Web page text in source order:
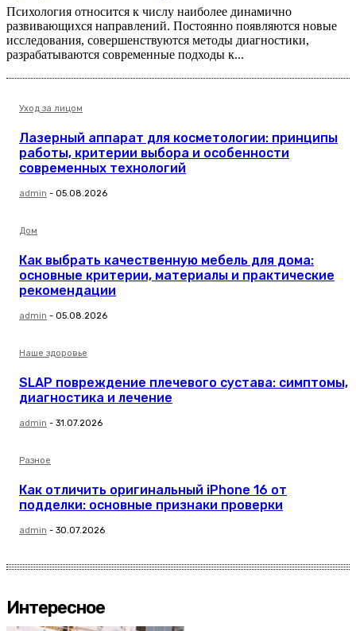
Психология относится к числу наиболее динамично
развивающихся направлений. Постоянно появляются новые
исследования, совершенствуются методы диагностики,
разрабатываются современные подходы к...
Уход за лицом
Лазерный аппарат для косметологии: принципы
работы, критерии выбора и особенности
современных технологий
admin - 05.08.2026
Дом
Как выбрать качественную мебель для дома:
основные критерии, материалы и практические
рекомендации
admin - 05.08.2026
Наше здоровье
SLAP повреждение плечевого сустава: симптомы,
диагностика и лечение
admin - 31.07.2026
Разное
Как отличить оригинальный iPhone 16 от
подделки: основные признаки проверки
admin - 30.07.2026
Интересное